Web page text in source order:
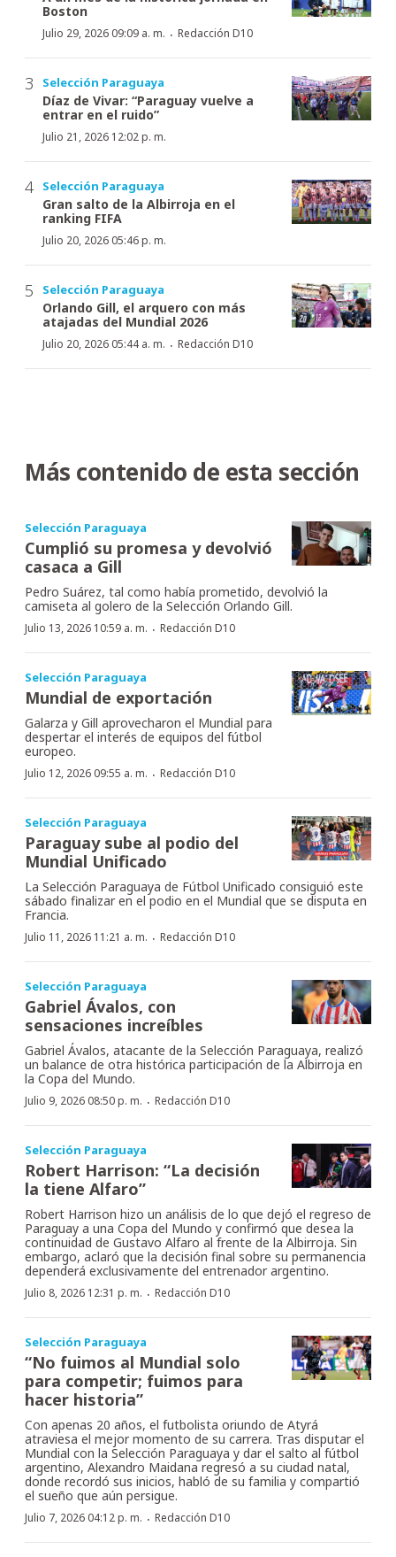
Boston
Julio 29, 2026 09:09 a. m. · Redacción D10
Selección Paraguaya
Díaz de Vivar: “Paraguay vuelve a
entrar en el ruido”
Julio 21, 2026 12:02 p. m.
Selección Paraguaya
Gran salto de la Albirroja en el
ranking FIFA
Julio 20, 2026 05:46 p. m.
Selección Paraguaya
Orlando Gill, el arquero con más
atajadas del Mundial 2026
Julio 20, 2026 05:44 a. m. · Redacción D10
Más contenido de esta sección
Selección Paraguaya
Cumplió su promesa y devolvió
casaca a Gill
Pedro Suárez, tal como había prometido, devolvió la
camiseta al golero de la Selección Orlando Gill.
Julio 13, 2026 10:59 a. m. · Redacción D10
Selección Paraguaya
Mundial de exportación
Galarza y Gill aprovecharon el Mundial para
despertar el interés de equipos del fútbol
europeo.
Julio 12, 2026 09:55 a. m. · Redacción D10
Selección Paraguaya
Paraguay sube al podio del
Mundial Unificado
La Selección Paraguaya de Fútbol Unificado consiguió este
sábado finalizar en el podio en el Mundial que se disputa en
Francia.
Julio 11, 2026 11:21 a. m. · Redacción D10
Selección Paraguaya
Gabriel Ávalos, con
sensaciones increíbles
Gabriel Ávalos, atacante de la Selección Paraguaya, realizó
un balance de otra histórica participación de la Albirroja en
la Copa del Mundo.
Julio 9, 2026 08:50 p. m. · Redacción D10
Selección Paraguaya
Robert Harrison: “La decisión
la tiene Alfaro”
Robert Harrison hizo un análisis de lo que dejó el regreso de
Paraguay a una Copa del Mundo y confirmó que desea la
continuidad de Gustavo Alfaro al frente de la Albirroja. Sin
embargo, aclaró que la decisión final sobre su permanencia
dependerá exclusivamente del entrenador argentino.
Julio 8, 2026 12:31 p. m. · Redacción D10
Selección Paraguaya
“No fuimos al Mundial solo
para competir; fuimos para
hacer historia”
Con apenas 20 años, el futbolista oriundo de Atyrá
atraviesa el mejor momento de su carrera. Tras disputar el
Mundial con la Selección Paraguaya y dar el salto al fútbol
argentino, Alexandro Maidana regresó a su ciudad natal,
donde recordó sus inicios, habló de su familia y compartió
el sueño que aún persigue.
Julio 7, 2026 04:12 p. m. · Redacción D10